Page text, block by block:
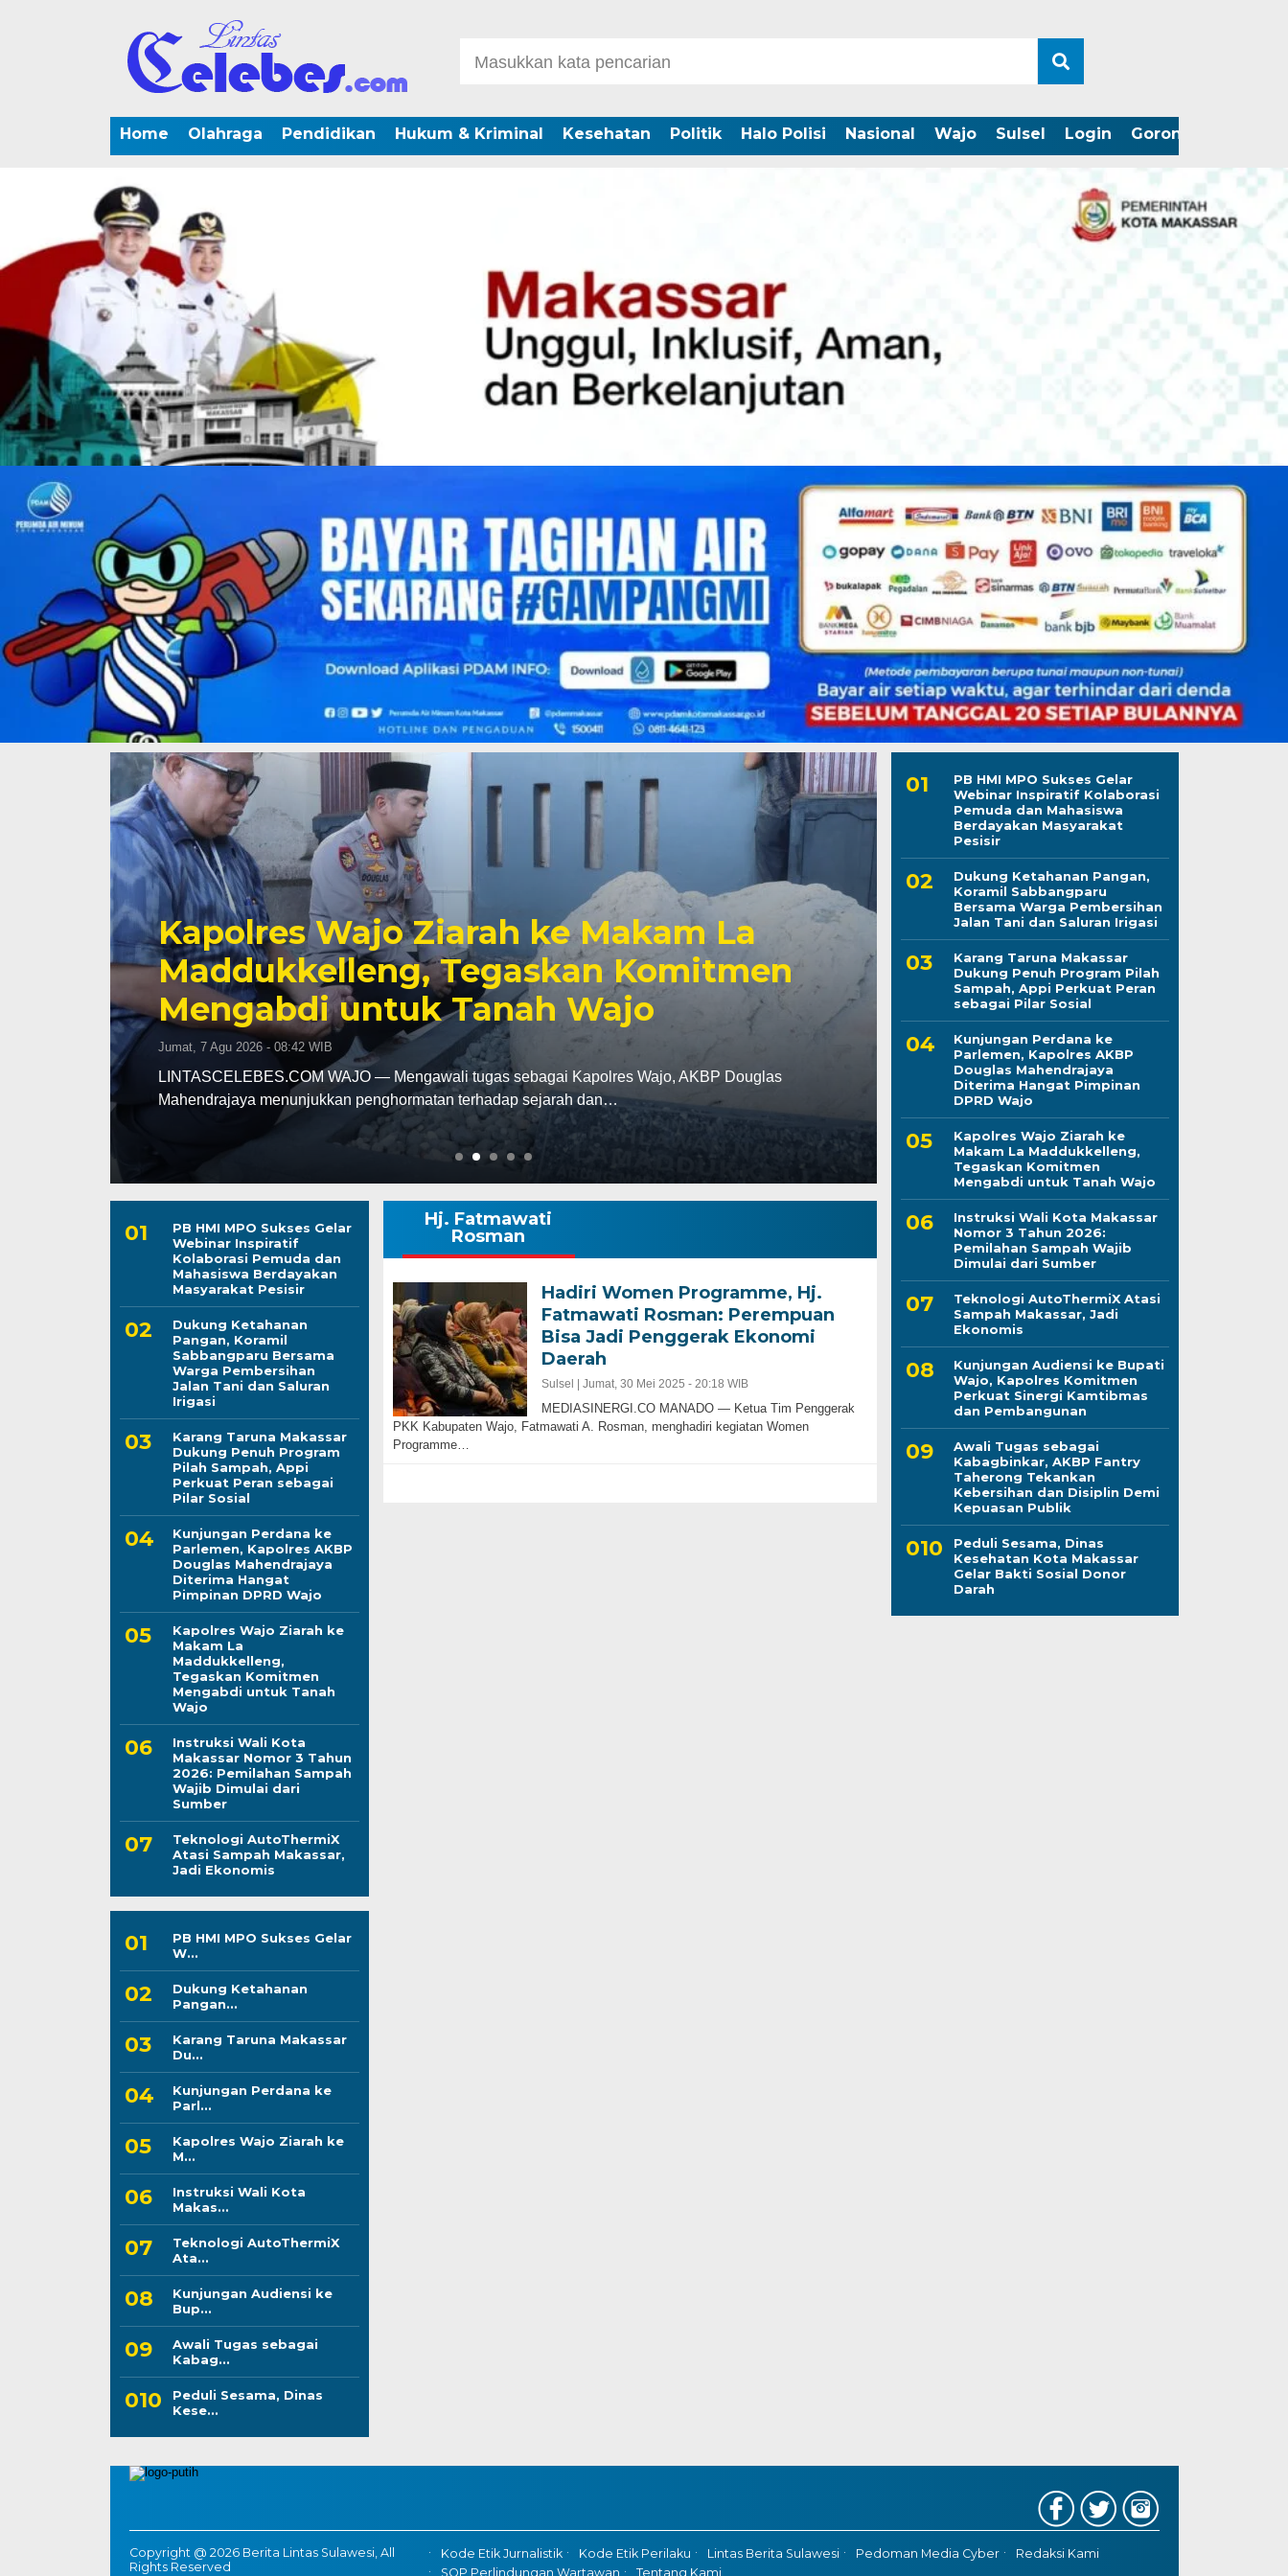
Home Olahraga Pendidikan Hukum & Kriminal Kesehatan Politik Halo Polisi Nasional Wajo Sulsel Login Gorontalo
Peduli Sesama, Dinas Kesehatan Kota
Makassar Gelar Bakti Sosial Donor
Darah
Kamis, 6 Agu 2026 - 21:28 WIB
LINTASCELEBES.COM MAKASSAR — Dinas Kesehatan (Dinkes) Kota Makassar kolaborasi
Darma Wanita Persatuan (DWP) Dinkes Makassar dan…
Kunjungan Perdana
Kapolres AKBP
Diterima Hangat
Kamis, 6 Agu 2026 - 20:11 WIB
LINTASCELEBES.COM WAJO — Suasana hangat
kerja Ketua DPRD Kabupaten Wajo saat…
PB HMI MPO Sukses Gelar
Webinar Inspiratif
Kolaborasi Pemuda dan
Mahasiswa Berdayakan
Masyarakat Pesisir
Dukung Ketahanan
Pangan, Koramil
Sabbangparu Bersama
Warga Pembersihan
Jalan Tani dan Saluran
Irigasi
Karang Taruna Makassar
Dukung Penuh Program
Pilah Sampah, Appi
Perkuat Peran sebagai
Pilar Sosial
Kunjungan Perdana ke
Parlemen, Kapolres AKBP
Douglas Mahendrajaya
Diterima Hangat
Pimpinan DPRD Wajo
Kapolres Wajo Ziarah ke
Makam La
Maddukkelleng,
Tegaskan Komitmen
Mengabdi untuk Tanah
Wajo
Instruksi Wali Kota
Makassar Nomor 3 Tahun
2026: Pemilahan Sampah
Wajib Dimulai dari
Sumber
Teknologi AutoThermiX
Atasi Sampah Makassar,
Jadi Ekonomis
PB HMI MPO Sukses Gelar
W...
Dukung Ketahanan
Pangan...
Karang Taruna Makassar
Du...
Kunjungan Perdana ke
Parl...
Kapolres Wajo Ziarah ke
M...
Instruksi Wali Kota
Makas...
Teknologi AutoThermiX
Ata...
Kunjungan Audiensi ke
Bup...
Awali Tugas sebagai
Kabag...
Peduli Sesama, Dinas
Kese...
Hj. Fatmawati
Rosman
Hadiri Women Programme, Hj.
Fatmawati Rosman: Perempuan
Bisa Jadi Penggerak Ekonomi
Daerah
Sulsel | Jumat, 30 Mei 2025 - 20:18 WIB
MEDIASINERGI.CO MANADO — Ketua Tim Penggerak
PKK Kabupaten Wajo, Fatmawati A. Rosman, menghadiri kegiatan Women
Programme…
PB HMI MPO Sukses Gelar
Webinar Inspiratif Kolaborasi
Pemuda dan Mahasiswa
Berdayakan Masyarakat
Pesisir
Dukung Ketahanan Pangan,
Koramil Sabbangparu
Bersama Warga Pembersihan
Jalan Tani dan Saluran Irigasi
Karang Taruna Makassar
Dukung Penuh Program Pilah
Sampah, Appi Perkuat Peran
sebagai Pilar Sosial
Kunjungan Perdana ke
Parlemen, Kapolres AKBP
Douglas Mahendrajaya
Diterima Hangat Pimpinan
DPRD Wajo
Kapolres Wajo Ziarah ke
Makam La Maddukkelleng,
Tegaskan Komitmen
Mengabdi untuk Tanah Wajo
Instruksi Wali Kota Makassar
Nomor 3 Tahun 2026:
Pemilahan Sampah Wajib
Dimulai dari Sumber
Teknologi AutoThermiX Atasi
Sampah Makassar, Jadi
Ekonomis
Kunjungan Audiensi ke Bupati
Wajo, Kapolres Komitmen
Perkuat Sinergi Kamtibmas
dan Pembangunan
Awali Tugas sebagai
Kabagbinkar, AKBP Fantry
Taherong Tekankan
Kebersihan dan Disiplin Demi
Kepuasan Publik
Peduli Sesama, Dinas
Kesehatan Kota Makassar
Gelar Bakti Sosial Donor
Darah
Copyright @ 2026 Berita Lintas Sulawesi, All
Rights Reserved
Kode Etik Jurnalistik Kode Etik Perilaku Lintas Berita Sulawesi Pedoman Media Cyber
Redaksi Kami
SOP Perlindungan Wartawan
Tentang Kami